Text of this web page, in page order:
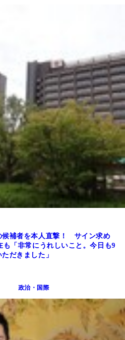
候補者を本人直撃！ サイン求め
「非常にうれしいこと。今日も9
だきました」
政治・国際